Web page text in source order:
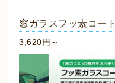
窓ガラスフッ素コート
3,620円～